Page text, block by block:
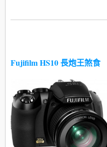
Fujifilm HS10 長炮王煞食